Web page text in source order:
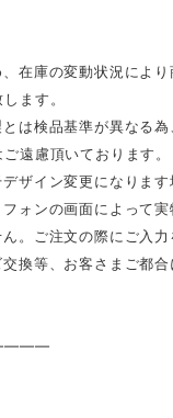
在庫の変動状況によ
ます。
は検品基準が異なる
遠慮頂いております。
ザイン変更になります
ォンの画面によって実
。ご注文の際にご入力
換等、お客さまご都